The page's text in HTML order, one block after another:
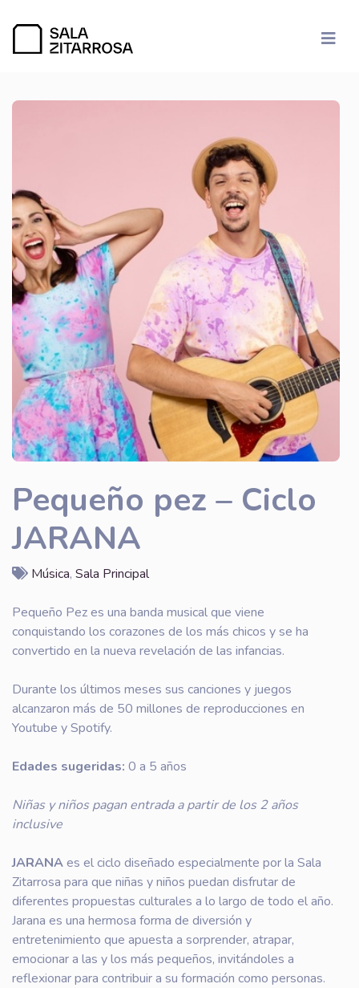
Pequeño pez – Ciclo
JARANA
Música, Sala Principal
Pequeño Pez es una banda musical que viene
conquistando los corazones de los más chicos y se ha
convertido en la nueva revelación de las infancias.
Durante los últimos meses sus canciones y juegos
alcanzaron más de 50 millones de reproducciones en
Youtube y Spotify.
Edades sugeridas: 0 a 5 años
Niñas y niños pagan entrada a partir de los 2 años
inclusive
JARANAes el ciclo diseñado especialmente por la Sala
Zitarrosa para que niñas y niños puedan disfrutar de
diferentes propuestas culturales a lo largo de todo el año.
Jarana es una hermosa forma de diversión y
entretenimiento que apuesta a sorprender, atrapar,
emocionar a las y los más pequeños, invitándoles a
reflexionar para contribuir a su formación como personas.